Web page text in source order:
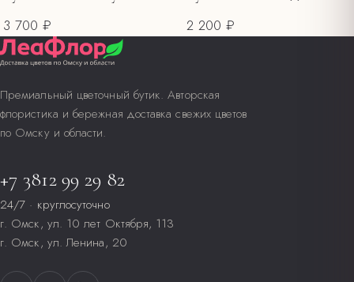
3 700 ₽ 2 200 ₽
Премиальный цветочный бутик. Авторская
флористика и бережная доставка свежих цветов
по Омску и области.
+7 3812 99 29 82
24/7 · круглосуточно
г. Омск, ул. 10 лет Октября, 113
г. Омск, ул. Ленина, 20